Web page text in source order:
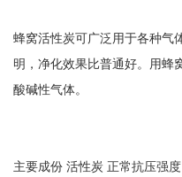
蜂窝活性炭可广泛用于各种气
明，净化效果比普通好。用蜂
酸碱性气体。
主要成份 活性炭 正常抗压强